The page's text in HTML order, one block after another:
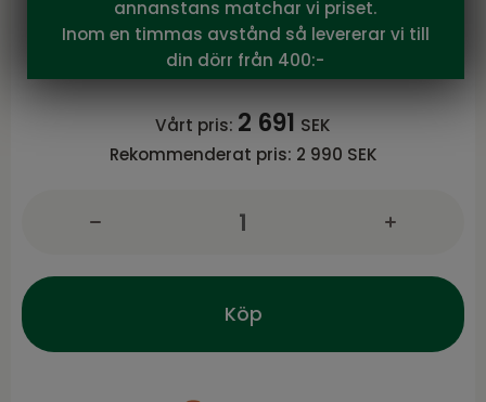
Turin 2-sitssoffa Natur
Turin serie från Brafab
Vårt pris: 2 691 SEK
Rekommenderat pris: 2 990 SEK
Köp
annanstans matchar vi priset.
Inom en timmas avstånd så levererar vi till
din dörr från 400:-